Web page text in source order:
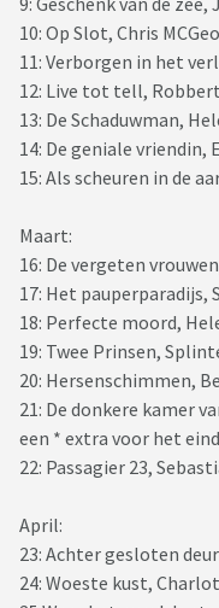
10: Op Slot, Chris
11: Verborgen in het
12: Live tot tell,
13: De Schaduwman,
14: De geniale vriendin,
15: Als scheuren in de
Maart:
16: De vergeten
17: Het pauperparadijs,
18: Perfecte moord,
19: Twee Prinsen,
20: Hersenschimmen,
21: De donkere kamer
een * extra voor het
22: Passagier 23,
April:
23: Achter gesloten
24: Woeste kust,